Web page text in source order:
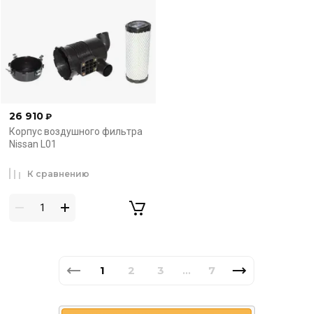
26 910 ₽
Корпус воздушного фильтра
Nissan L01
К сравнению
1 2 3 ... 7